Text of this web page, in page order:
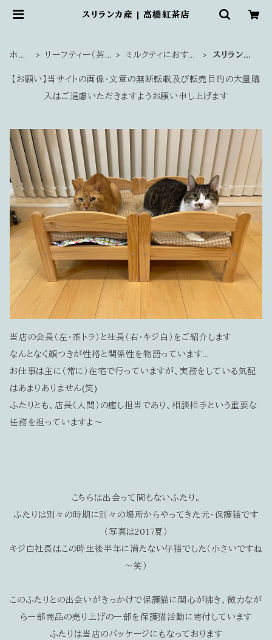
スリランカ産 | 高橋紅茶店
ホー
リーフティー（茶
ミルクティにおすす
スリランカ
【お願い】当サイトの画像・文章の無断転載及び転売目的の大量購
入はご遠慮いただきますようお願い申し上げます
当店の会長（左・茶トラ）と社長（右・キジ白）をご紹介します
なんとなく顔つきが性格と関係性を物語っています…
お仕事は主に（常に）在宅で行っていますが、実務をしている気配
はあまりありません(笑)
ふたりとも、店長（人間）の癒し担当であり、相談相手という重要な
任務を担っていますよ～
こちらは出会って間もないふたり。
ふたりは別々の時期に別々の場所からやってきた元・保護猫です
（写真は2017夏）
キジ白社長はこの時生後半年に満たない仔猫でした（小さいですね
～笑）
このふたりとの出会いがきっかけで保護猫に関心が沸き、微力なが
ら一部商品の売り上げの一部を保護猫活動に寄付しています
ふたりは当店のパッケージにもなっております